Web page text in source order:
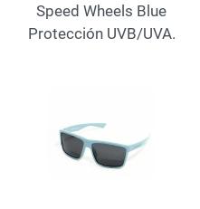
Speed Wheels Blue
Protección UVB/UVA.